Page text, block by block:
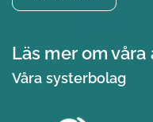
Läs mer om
Våra systerbolag